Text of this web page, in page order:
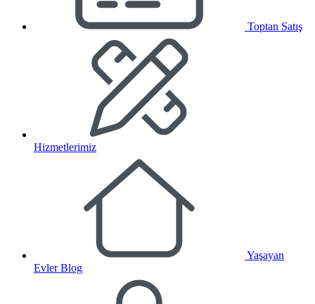
Toptan Satış
Hizmetlerimiz
Yaşayan
Evler Blog